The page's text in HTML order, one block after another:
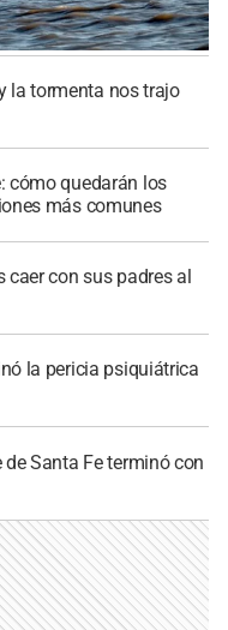
la tormenta nos trajo
cómo quedarán los
más comunes
caer con sus padres al
la pericia psiquiátrica
Santa Fe terminó con